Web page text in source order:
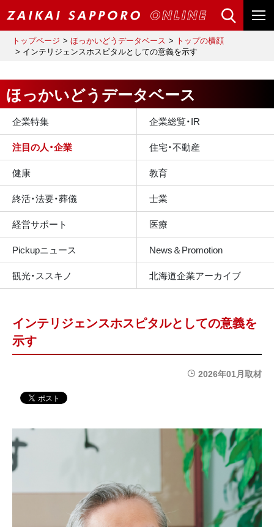
トップページ ほっかいどうデータベース
トップの横顔
インテリジェンスホスピタルとしての意義を示す
ほっかいどうデータベース
企業特集
企業総覧・IR
注目の人・企業
住宅・不動産
健康
教育
終活・法要・葬儀
士業
経営サポート
医療
Pickupニュース
News＆Promotion
観光・ススキノ
北海道企業アーカイブ
インテリジェンスホスピタルとしての意義を
示す
2026年01月取材